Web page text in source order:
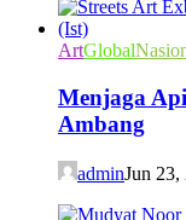
ArtGlobal
Menjaga
Ambang
adminJun 23,